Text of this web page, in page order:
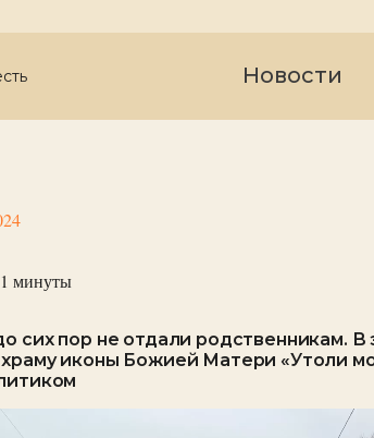
Новости
минуты
сих пор не отдали родственникам.
иконы Божией Матери «Утоли